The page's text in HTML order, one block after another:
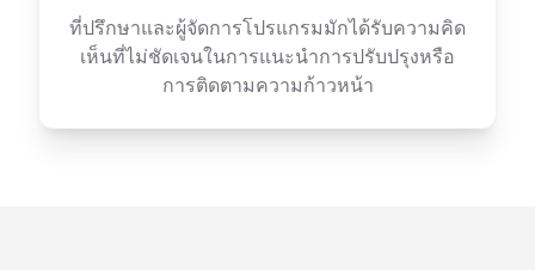
ที่ปรึกษาและผู้จัดการโปรแกรมมักได้รับความคิด
เห็นที่ไม่ชัดเจนในการแนะนำการปรับปรุงหรือ
การติดตามความก้าวหน้า